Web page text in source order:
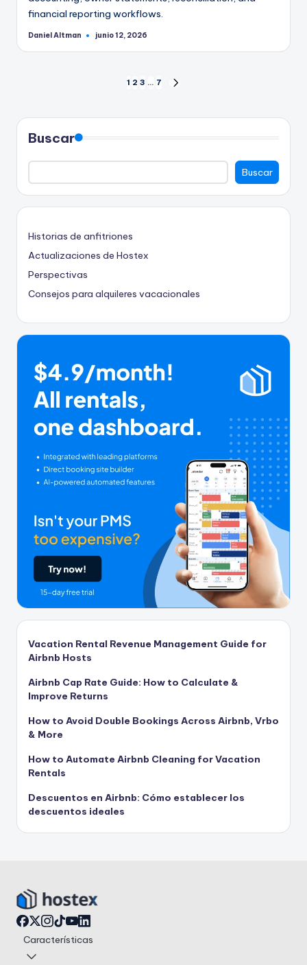
financial reporting workflows.
Publicado
Daniel Altman junio 12, 2026
Paginación
de
entradas
1 2 3 … 7
Buscar
Buscar
Historias de anfitriones
Actualizaciones de Hostex
Perspectivas
Consejos para alquileres vacacionales
Vacation Rental Revenue Management Guide for
Airbnb Hosts
Airbnb Cap Rate Guide: How to Calculate &
Improve Returns
How to Avoid Double Bookings Across Airbnb, Vrbo
& More
How to Automate Airbnb Cleaning for Vacation
Rentals
Descuentos en Airbnb: Cómo establecer los
descuentos ideales
Características